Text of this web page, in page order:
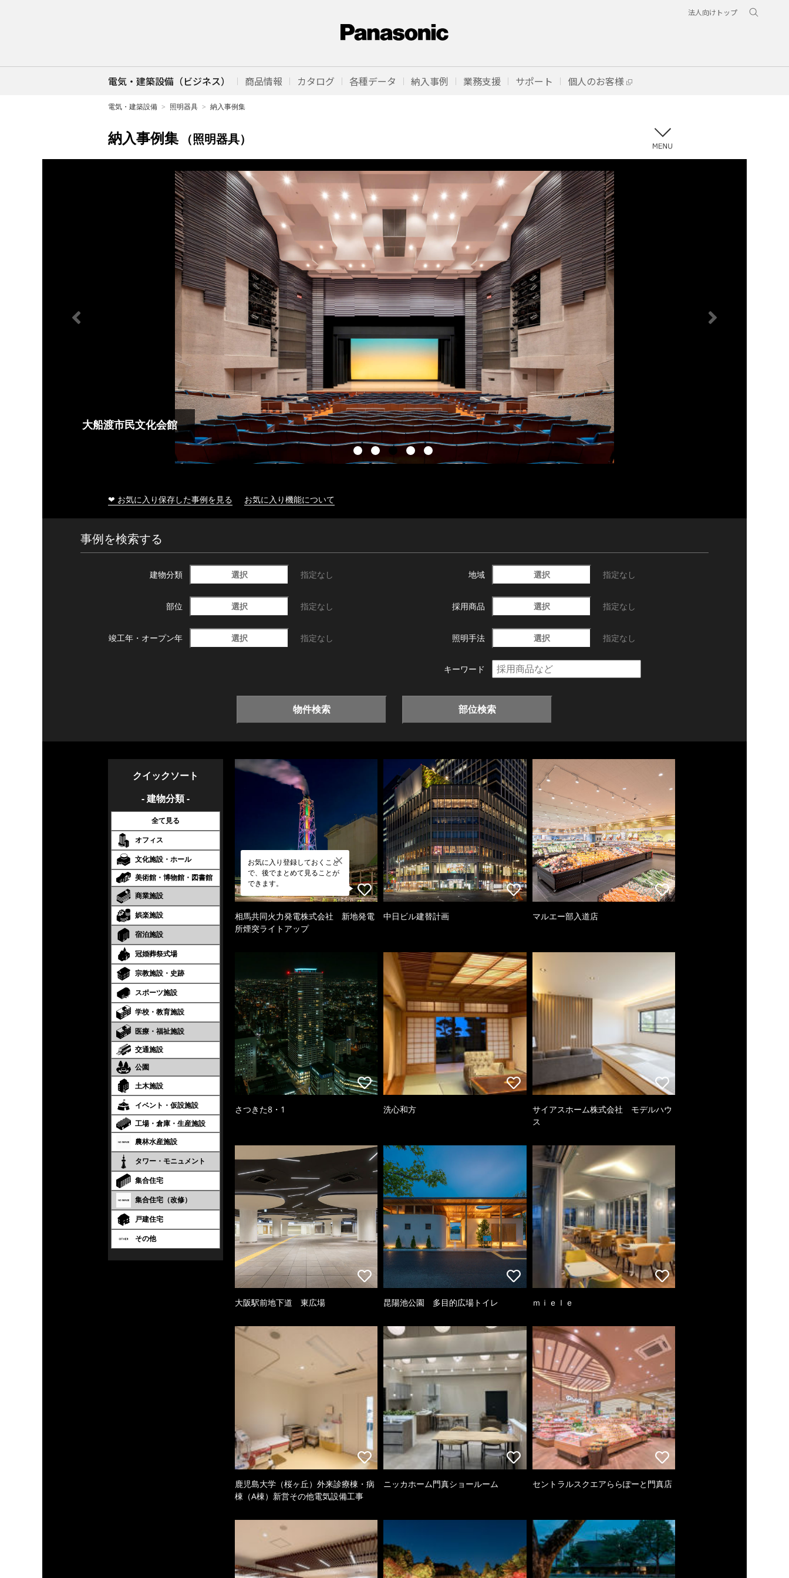
法人向けトップ
電気・建築設備（ビジネス） 商品情報 カタログ 各種データ 納入事例 業務支援 サポート 個人のお客様
電気・建築設備 照明器具 納入事例集
納入事例集 （照明器具）
大船渡市民文化会館
❤ お気に入り保存した事例を見る お気に入り機能について
事例を検索する
建物分類 選択 指定なし 地域 選択 指定なし
部位 選択 指定なし 採用商品 選択 指定なし
竣工年・ オープン年 選択 指定なし 照明手法 選択 指定なし
キーワード
物件検索 部位検索
クイックソート
- 建物分類 -
全て見る
オフィス
文化施設・ホール
美術館・博物館・図書館
商業施設
娯楽施設
宿泊施設
冠婚葬祭式場
宗教施設・史跡
スポーツ施設
学校・教育施設
医療・福祉施設
交通施設
公園
土木施設
イベント・仮設施設
工場・倉庫・生産施設
農林水産施設
タワー・モニュメント
集合住宅
集合住宅（改修）
戸建住宅
その他
お気に入り登録しておくこと
で、後でまとめて見ることが
できます。
相馬共同火力発電株式会社 新地発電
所煙突ライトアップ
中日ビル建替計画 マルエー部入道店
さつきた8・1 洗心和方
サイアスホーム株式会社 モデルハウ
ス
大阪駅前地下道 東広場 昆陽池公園 多目的広場トイレ ｍｉｅｌｅ
鹿児島大学（桜ヶ丘）外来診療棟・病
棟（A棟）新営その他電気設備工事
ニッカホーム門真ショールーム セントラルスクエアららぽーと門真店